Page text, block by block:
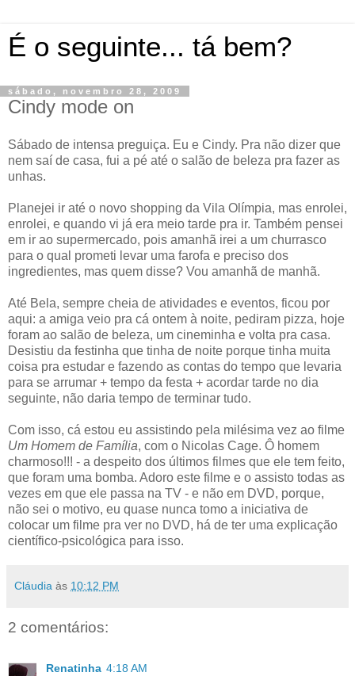
É o seguinte... tá bem?
sábado, novembro 28, 2009
Cindy mode on
Sábado de intensa preguiça. Eu e Cindy. Pra não dizer que
nem saí de casa, fui a pé até o salão de beleza pra fazer as
unhas.
Planejei ir até o novo shopping da Vila Olímpia, mas enrolei,
enrolei, e quando vi já era meio tarde pra ir. Também pensei
em ir ao supermercado, pois amanhã irei a um churrasco
para o qual prometi levar uma farofa e preciso dos
ingredientes, mas quem disse? Vou amanhã de manhã.
Até Bela, sempre cheia de atividades e eventos, ficou por
aqui: a amiga veio pra cá ontem à noite, pediram pizza, hoje
foram ao salão de beleza, um cineminha e volta pra casa.
Desistiu da festinha que tinha de noite porque tinha muita
coisa pra estudar e fazendo as contas do tempo que levaria
para se arrumar + tempo da festa + acordar tarde no dia
seguinte, não daria tempo de terminar tudo.
Com isso, cá estou eu assistindo pela milésima vez ao filme
Um Homem de Família, com o Nicolas Cage. Ô homem
charmoso!!! - a despeito dos últimos filmes que ele tem feito,
que foram uma bomba. Adoro este filme e o assisto todas as
vezes em que ele passa na TV - e não em DVD, porque,
não sei o motivo, eu quase nunca tomo a iniciativa de
colocar um filme pra ver no DVD, há de ter uma explicação
científico-psicológica para isso.
Cláudia às 10:12 PM
2 comentários:
Renatinha 4:18 AM